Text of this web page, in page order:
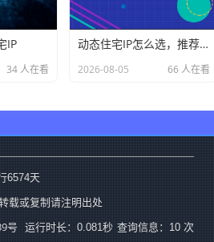
IP
34 人在看
动态住宅IP怎么选，推荐来了
2026-08-05 66 人在看
6574天
载或复制请注明出处
号 运行时长：0.081秒 查询信息：10 次